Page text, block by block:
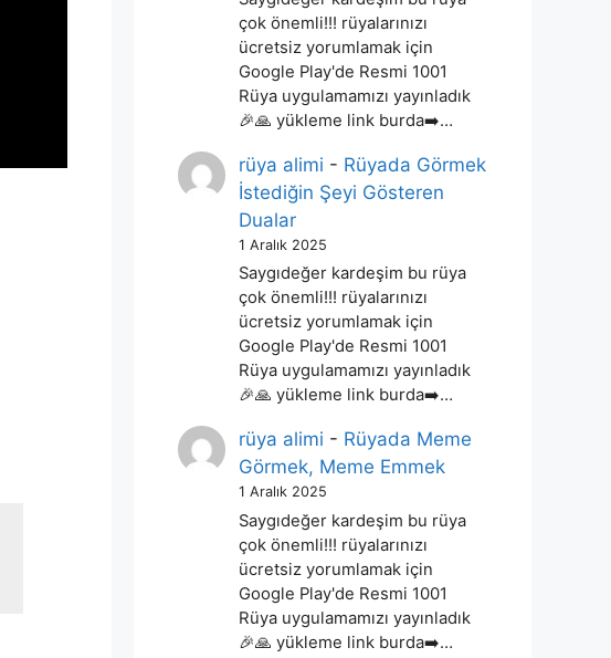
çok önemli!!! rüyalarınızı
ücretsiz yorumlamak için
Google Play'de Resmi 1001
Rüya uygulamamızı yayınladık
🎉🙏 yükleme link burda➡️…
rüya alimi - Rüyada Görmek
İstediğin Şeyi Gösteren
Dualar
1 Aralık 2025
Saygıdeğer kardeşim bu rüya
çok önemli!!! rüyalarınızı
ücretsiz yorumlamak için
Google Play'de Resmi 1001
Rüya uygulamamızı yayınladık
🎉🙏 yükleme link burda➡️…
rüya alimi - Rüyada Meme
Görmek, Meme Emmek
1 Aralık 2025
Saygıdeğer kardeşim bu rüya
çok önemli!!! rüyalarınızı
ücretsiz yorumlamak için
Google Play'de Resmi 1001
Rüya uygulamamızı yayınladık
🎉🙏 yükleme link burda➡️…